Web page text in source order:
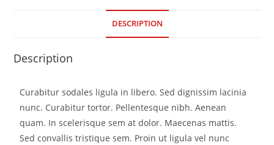
DESCRIPTION
Description
Curabitur sodales ligula in libero. Sed dignissim lacinia
nunc. Curabitur tortor. Pellentesque nibh. Aenean
quam. In scelerisque sem at dolor. Maecenas mattis.
Sed convallis tristique sem. Proin ut ligula vel nunc